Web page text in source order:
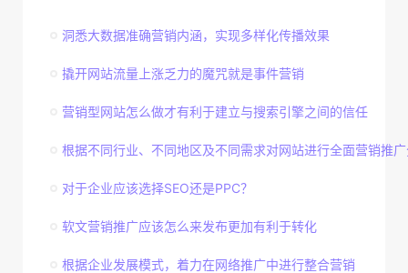
洞悉大数据准确营销内涵，实现多样化传播效果
撬开网站流量上涨乏力的魔咒就是事件营销
营销型网站怎么做才有利于建立与搜索引擎之间的信任
根据不同行业、不同地区及不同需求对网站进行全面营销推
对于企业应该选择SEO还是PPC？
软文营销推广应该怎么来发布更加有利于转化
根据企业发展模式，着力在网络推广中进行整合营销